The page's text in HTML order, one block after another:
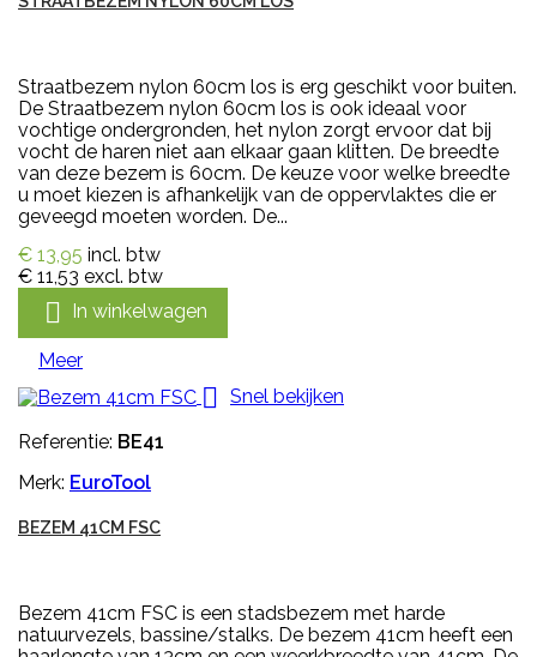
Straatbezem nylon 60cm los is erg geschikt voor buiten.
De Straatbezem nylon 60cm los is ook ideaal voor
vochtige ondergronden, het nylon zorgt ervoor dat bij
vocht de haren niet aan elkaar gaan klitten. De breedte
van deze bezem is 60cm. De keuze voor welke breedte
u moet kiezen is afhankelijk van de oppervlaktes die er
geveegd moeten worden. De...
€ 13,95 incl. btw
€ 11,53 excl. btw
 In winkelwagen
Meer
 Snel bekijken
Referentie: BE41
Merk: EuroTool
BEZEM 41CM FSC
Bezem 41cm FSC is een stadsbezem met harde
natuurvezels, bassine/stalks. De bezem 41cm heeft een